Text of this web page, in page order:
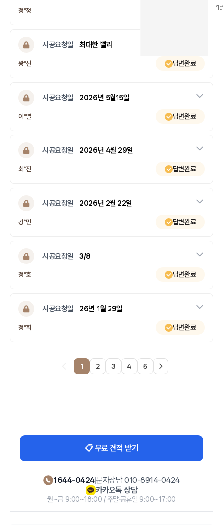
정*정
시공요청일 최대한 빨리
왕*선 답변완료
시공요청일 2026년 5월15일
이*열 답변완료
시공요청일 2026년 4월 29일
최*진 답변완료
시공요청일 2026년 2월 22일
강*민 답변완료
시공요청일 3/8
정*호 답변완료
시공요청일 26년 1월 29일
정*희 답변완료
열린
1 페이지
2
페이지
3
페이지
4
페이지
5
페이지
📋 무료 견적 받기
1644-0424|문자상담 010-8914-0424
카카오톡 상담
월~금 9:00~18:00 / 주말·공휴일 9:00~17:00